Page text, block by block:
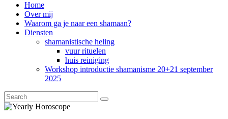
Home
Over mij
Waarom ga je naar een shamaan?
Diensten
shamanistische heling
vuur rituelen
huis reiniging
Workshop introductie shamanisme 20+21 september
2025